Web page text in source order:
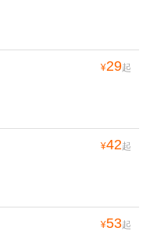
¥29起
¥42起
¥53起